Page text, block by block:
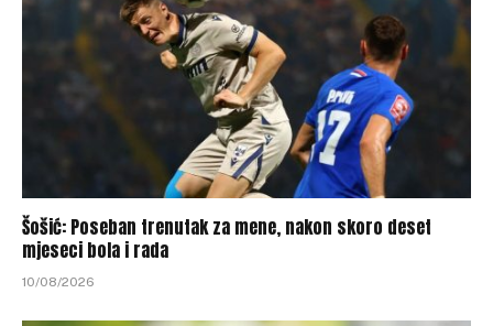
Šošić: Poseban trenutak za mene, nakon skoro deset
mjeseci bola i rada
10/08/2026